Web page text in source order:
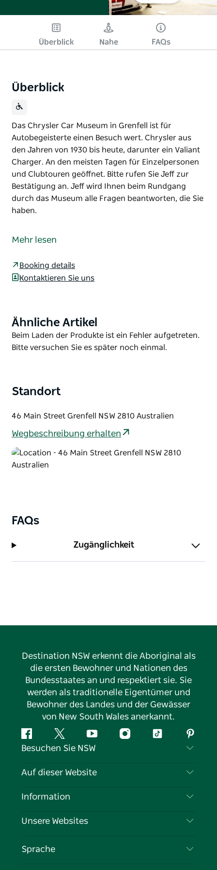
Überblick Nahe FAQs
Überblick
Das Chrysler Car Museum in Grenfell ist für
Autobegeisterte einen Besuch wert. Chrysler aus
den Jahren von 1930 bis heute, darunter ein Valiant
Charger. An den meisten Tagen für Einzelpersonen
und Clubtouren geöffnet. Bitte rufen Sie Jeff zur
Bestätigung an. Jeff wird Ihnen beim Rundgang
durch das Museum alle Fragen beantworten, die Sie
haben.
Autobegeisterte einen Besuch wert.
darunter ein Valiant Charger.
An den meisten Tagen für Einzelpersonen und
Jeff wird Ihnen beim Rundgang durch das Museum
alle Fragen beantworten, die Sie haben.
Mehr lesen
Booking details
Kontaktieren Sie uns
Product
List
Ähnliche Artikel
Product
List
Beim Laden der Produkte ist ein Fehler aufgetreten.
Bitte versuchen Sie es später noch einmal.
Standort
46 Main Street Grenfell NSW 2810 Australien
Wegbeschreibung erhalten
FAQs
Zugänglichkeit
Destination NSW erkennt die Aboriginal als
die ersten Bewohner und Nationen des
Bundesstaates an und respektiert sie. Sie
werden als traditionelle Eigentümer und
Bewohner des Landes und der Gewässer
von New South Wales anerkannt.
FacebookTwitter YouTubeInstagramTikTok
Besuchen Sie NSW
Kontaktieren Sie uns
Cookie-Hinweis
Auf dieser Website
Reiseziele
Veranstaltungen
Information
Reiseinformationen
Unternehmen in NSW
Unsere Websites
Sprache